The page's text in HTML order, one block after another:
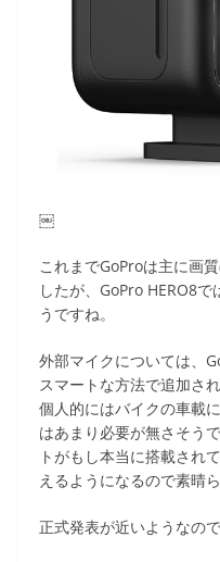
￼
これまでGoProは主に画
したが、GoPro HERO8
うですね。
外部マイクについては、
スマートな方法で追加さ
個人的にはバイクの車載
はあまり必要が無さそう
トがもし本当に搭載され
えるようになるので素晴
正式発表が近いようなの